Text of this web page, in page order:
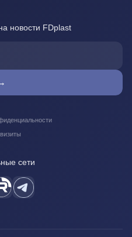
новости FDplast
сети